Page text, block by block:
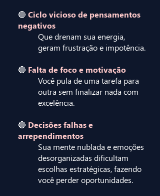
🔴 Ciclo vicioso de pensamentos
negativos
Que drenam sua energia,
geram frustração e impotência.
🔴 Falta de foco e motivação
Você pula de uma tarefa para
outra sem finalizar nada com
excelência.
🔴 Decisões falhas e
arrependimentos
Sua mente nublada e emoções
desorganizadas dificultam
escolhas estratégicas, fazendo
você perder oportunidades.